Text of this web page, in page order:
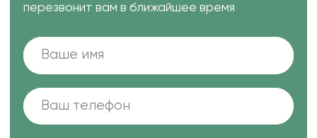
перезвонит вам в ближайшее время